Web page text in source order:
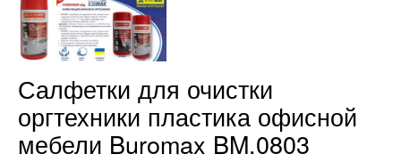
Салфетки для очистки
оргтехники пластика офисной
мебели Buromax BM.0803